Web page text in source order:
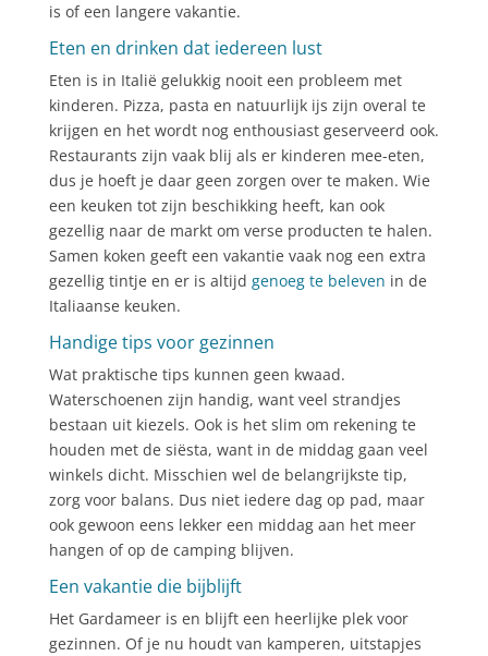
is of een langere vakantie.
Eten en drinken dat iedereen lust
Eten is in Italië gelukkig nooit een probleem met
kinderen. Pizza, pasta en natuurlijk ijs zijn overal te
krijgen en het wordt nog enthousiast geserveerd ook.
Restaurants zijn vaak blij als er kinderen mee-eten,
dus je hoeft je daar geen zorgen over te maken. Wie
een keuken tot zijn beschikking heeft, kan ook
gezellig naar de markt om verse producten te halen.
Samen koken geeft een vakantie vaak nog een extra
gezellig tintje en er is altijd genoeg te beleven in de
Italiaanse keuken.
Handige tips voor gezinnen
Wat praktische tips kunnen geen kwaad.
Waterschoenen zijn handig, want veel strandjes
bestaan uit kiezels. Ook is het slim om rekening te
houden met de siësta, want in de middag gaan veel
winkels dicht. Misschien wel de belangrijkste tip,
zorg voor balans. Dus niet iedere dag op pad, maar
ook gewoon eens lekker een middag aan het meer
hangen of op de camping blijven.
Een vakantie die bijblijft
Het Gardameer is en blijft een heerlijke plek voor
gezinnen. Of je nu houdt van kamperen, uitstapjes